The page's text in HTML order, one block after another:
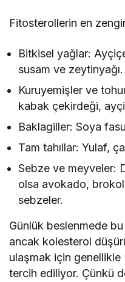
Fitosterollerin en
Bitkisel yağlar:
susam ve zeytinyağı.
Kuruyemişler ve
kabak çekirdeği,
Baklagiller: Soya
Tam tahıllar: Yulaf,
Sebze ve meyveler:
olsa avokado,
sebzeler.
Günlük beslenmede
ancak kolesterol
ulaşmak için genellikle
tercih ediliyor. Çünkü